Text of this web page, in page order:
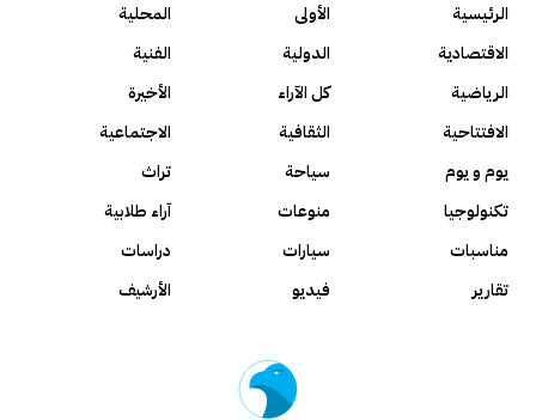
الرئيسية الأولى
المحلية
الاقتصادية
الدولية
الفنية
الرياضية
كل الآراء
الأخيرة
الافتتاحية
الثقافية
الاجتماعية
يوم و يوم
سياحة
تراث
تكنولوجيا
منوعات
آراء طلابية
مناسبات
سيارات
دراسات
تقارير
فيديو الأرشيف